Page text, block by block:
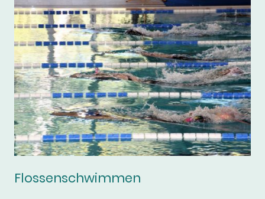
Flossenschwimmen